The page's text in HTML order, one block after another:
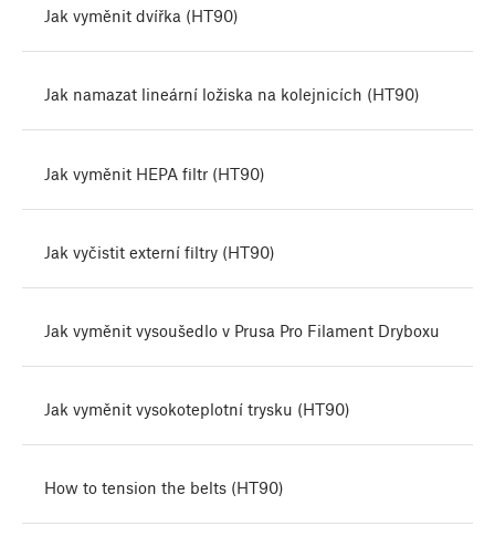
Jak vyměnit dvířka (HT90)
Jak namazat lineární ložiska na kolejnicích (HT90)
Jak vyměnit HEPA filtr (HT90)
Jak vyčistit externí filtry (HT90)
Jak vyměnit vysoušedlo v Prusa Pro Filament Dryboxu
Jak vyměnit vysokoteplotní trysku (HT90)
How to tension the belts (HT90)